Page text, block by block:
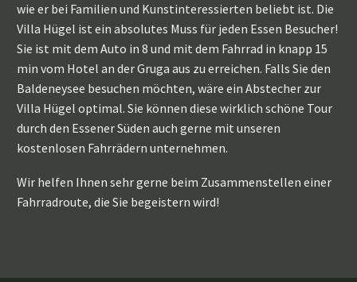
wie er bei Familien und Kunstinteressierten beliebt ist. Die
Villa Hügel ist ein absolutes Muss für jeden Essen Besucher!
Sie ist mit dem Auto in 8 und mit dem Fahrrad in knapp 15
min vom Hotel an der Gruga aus zu erreichen. Falls Sie den
Baldeneysee besuchen möchten, wäre ein Abstecher zur
Villa Hügel optimal. Sie können diese wirklich schöne Tour
durch den Essener Süden auch gerne mit unseren
kostenlosen Fahrrädern unternehmen.
Wir helfen Ihnen sehr gerne beim Zusammenstellen einer
Fahrradroute, die Sie begeistern wird!